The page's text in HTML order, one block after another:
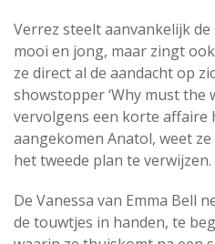
Verrez steelt aanvankelijk
mooi en jong, maar zingt
ze direct al de aandacht op
showstopper ‘Why must the
vervolgens een korte affaire
aangekomen Anatol, weet
het tweede plan te verwijzen.
De Vanessa van Emma Bell
de touwtjes in handen, te